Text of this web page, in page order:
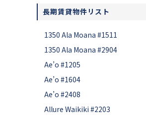
長期賃貸物件リスト
1350 Ala Moana #1511
1350 Ala Moana #2904
Ae’o #1205
Ae’o #1604
Ae’o #2408
Allure Waikiki #2203